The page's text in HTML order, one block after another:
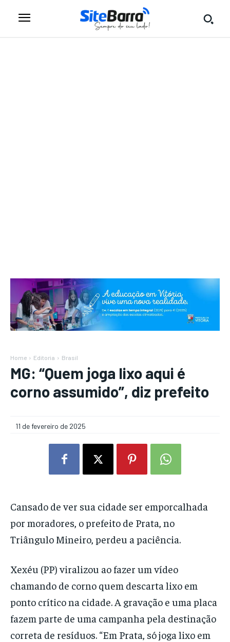
Home Editoria Brasil
MG: “Quem joga lixo aqui é
corno assumido”, diz prefeito
11 de fevereiro de 2025
Cansado de ver sua cidade ser emporcalhada
por moradores, o prefeito de Prata, no
Triângulo Mineiro, perdeu a paciência.
Xexéu (PP) viralizou ao fazer um vídeo
chamando de corno quem descarta lixo em
ponto crítico na cidade. A gravação e uma placa
fazem parte de uma campanha pela destinação
correta de resíduos. “Em Prata, só joga lixo em